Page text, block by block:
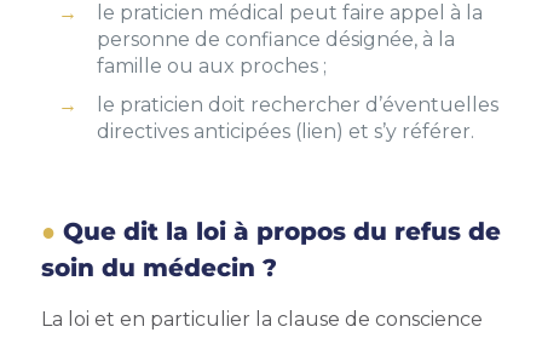
le praticien médical peut faire appel à la
personne de confiance désignée, à la
famille ou aux proches ;
le praticien doit rechercher d’éventuelles
directives anticipées (lien) et s’y référer.
Que dit la loi à propos du refus de
soin du médecin ?
La loi et en particulier la clause de conscience